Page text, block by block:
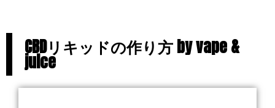
CBDリキッドの作り方 by vape &
juice